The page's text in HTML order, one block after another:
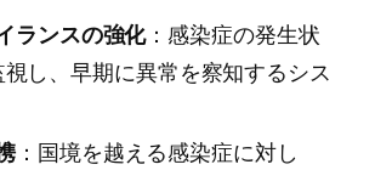
ランスの強化：感染症の発生状
し、早期に異常を察知するシス
：国境を越える感染症に対し